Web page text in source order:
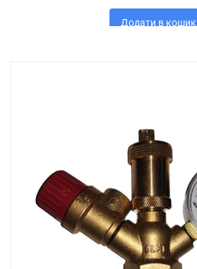
Додати в кошик